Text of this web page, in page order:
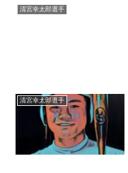
清宮幸太郎選手
清宮幸太郎選手